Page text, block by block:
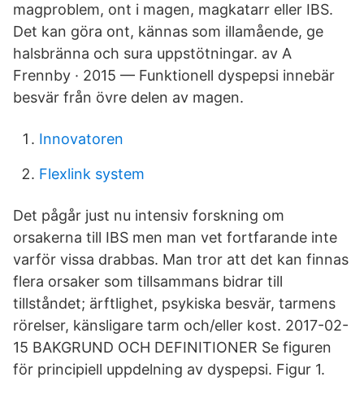
magproblem, ont i magen, magkatarr eller IBS.
Det kan göra ont, kännas som illamående, ge
halsbränna och sura uppstötningar. av A
Frennby · 2015 — Funktionell dyspepsi innebär
besvär från övre delen av magen.
Innovatoren
Flexlink system
Det pågår just nu intensiv forskning om
orsakerna till IBS men man vet fortfarande inte
varför vissa drabbas. Man tror att det kan finnas
flera orsaker som tillsammans bidrar till
tillståndet; ärftlighet, psykiska besvär, tarmens
rörelser, känsligare tarm och/eller kost. 2017-02-
15 BAKGRUND OCH DEFINITIONER Se figuren
för principiell uppdelning av dyspepsi. Figur 1.